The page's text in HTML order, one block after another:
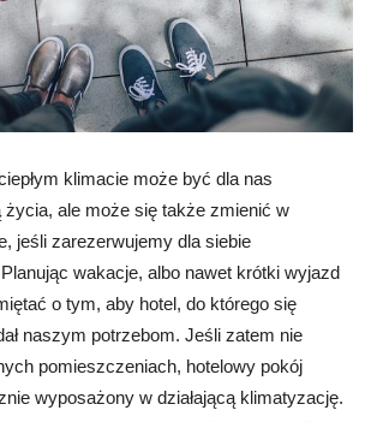
klimacie może być dla nas
życia, ale może się także zmienić w
jeśli zarezerwujemy dla siebie
wakacje, albo nawet krótki wyjazd
o tym, aby hotel, do którego się
naszym potrzebom. Jeśli zatem nie
pomieszczeniach, hotelowy pokój
wyposażony w działającą klimatyzację.